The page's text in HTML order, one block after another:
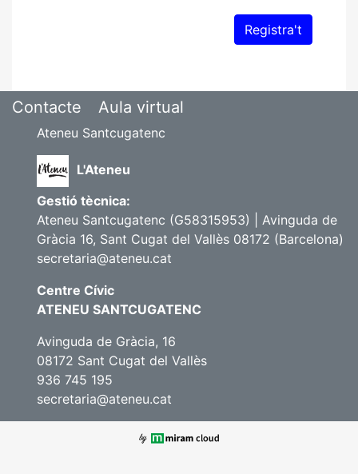
Contacte Aula virtual
Ateneu Santcugatenc
L'Ateneu
Gestió tècnica:
Ateneu Santcugatenc (G58315953) | Avinguda de
Gràcia 16, Sant Cugat del Vallès 08172 (Barcelona)
secretaria@ateneu.cat
Centre Cívic
ATENEU SANTCUGATENC
Avinguda de Gràcia, 16
08172 Sant Cugat del Vallès
936 745 195
secretaria@ateneu.cat